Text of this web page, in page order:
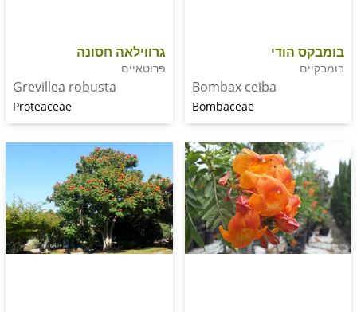
Bombax ceiba
Bombaceae
גרווילאה חסונה
Grevillea robusta